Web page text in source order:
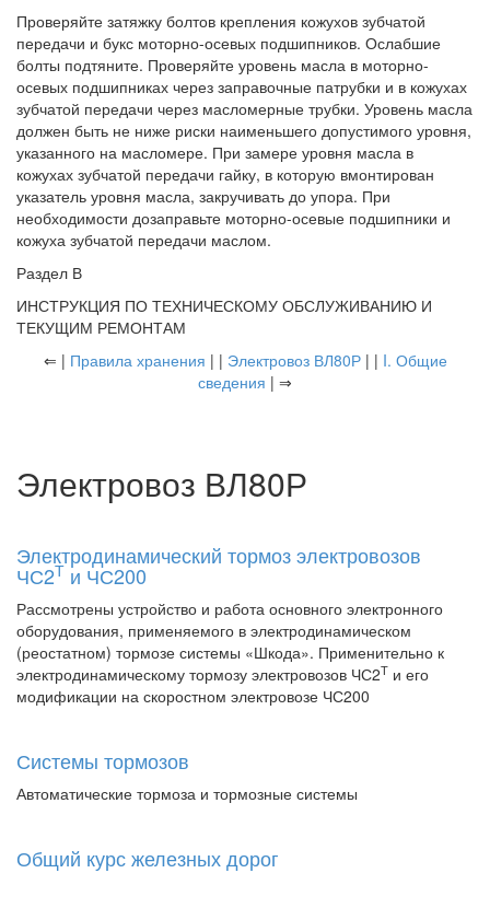
Проверяйте затяжку болтов крепления кожухов зубчатой
передачи и букс моторно-осевых подшипников. Ослабшие
болты подтяните. Проверяйте уровень масла в моторно-
осевых подшипниках через заправочные патрубки и в кожухах
зубчатой передачи через масломерные трубки. Уровень масла
должен быть не ниже риски наименьшего допустимого уровня,
указанного на масломере. При замере уровня масла в
кожухах зубчатой передачи гайку, в которую вмонтирован
указатель уровня масла, закручивать до упора. При
необходимости дозаправьте моторно-осевые подшипники и
кожуха зубчатой передачи маслом.
Раздел В
ИНСТРУКЦИЯ ПО ТЕХНИЧЕСКОМУ ОБСЛУЖИВАНИЮ И
ТЕКУЩИМ РЕМОНТАМ
⇐ | Правила хранения | | Электровоз ВЛ80Р| | I. Общие
сведения | ⇒
Электровоз ВЛ80Р
Электродинамический тормоз электровозов
ЧС2Т и ЧС200
Рассмотрены устройство и работа основного электронного
оборудования, применяемого в электродинамическом
(реостатном) тормозе системы «Шкода». Применительно к
электродинамическому тормозу электровозов ЧС2Т и его
модификации на скоростном электровозе ЧС200
Системы тормозов
Автоматические тормоза и тормозные системы
Общий курс железных дорог